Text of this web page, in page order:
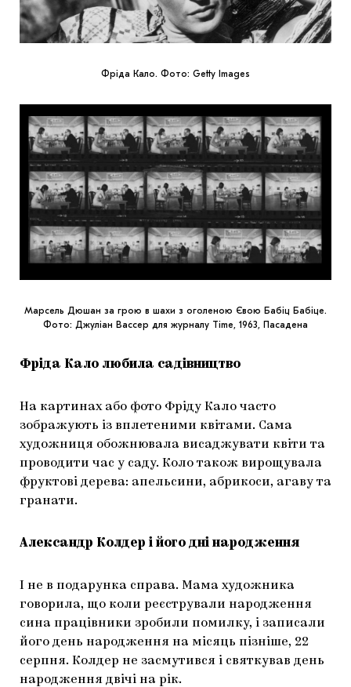
Фріда Кало. Фото: Getty Images
Марсель Дюшан за грою в шахи з оголеною Євою Бабіц Бабіце.
Фото: Джуліан Вассер для журналу Time, 1963, Пасадена
Фріда Кало любила садівництво
На картинах або фото Фріду Кало часто
зображують із вплетеними квітами. Сама
художниця обожнювала висаджувати квіти та
проводити час у саду. Коло також вирощувала
фруктові дерева: апельсини, абрикоси, агаву та
гранати.
Александр Колдер і його дні народження
І не в подарунка справа. Мама художника
говорила, що коли реєстрували народження
сина працівники зробили помилку, і записали
його день народження на місяць пізніше, 22
серпня. Колдер не засмутився і святкував день
народження двічі на рік.